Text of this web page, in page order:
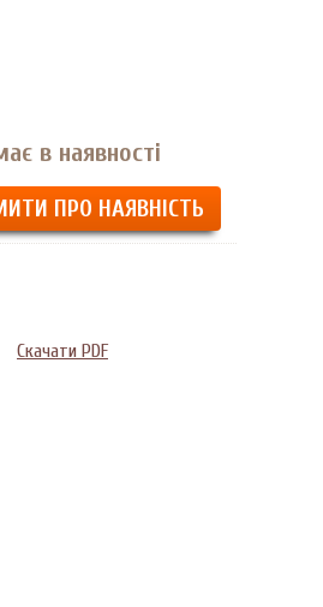
в наявності
ПРО НАЯВНІСТЬ
Скачати PDF